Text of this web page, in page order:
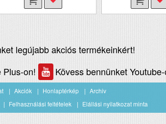
legújabb akciós termékeinkért!
Plus-on!
Kövess bennünket
Akciók Honlaptérkép
Archiv
Felhasználási feltételek Elállási nyilatkozat minta